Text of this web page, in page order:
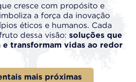
cresce com propósito e
a força da inovação
éticos e humanos. Cada
dessa visão: soluções que
e transformam vidas ao redor
mais próximas